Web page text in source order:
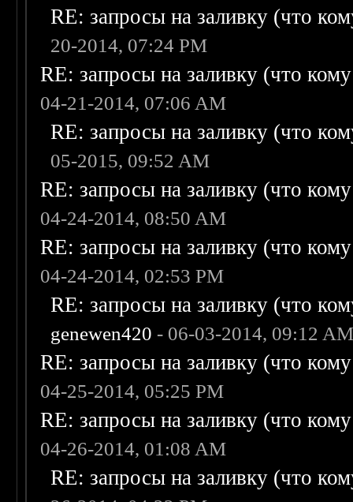
RE: запросы на заливку (что
20-2014, 07:24 PM
RE: запросы на заливку (что
04-21-2014, 07:06 AM
RE: запросы на заливку (что
05-2015, 09:52 AM
RE: запросы на заливку (что
04-24-2014, 08:50 AM
RE: запросы на заливку (что
04-24-2014, 02:53 PM
RE: запросы на заливку (что
genewen420 - 06-03-2014, 09:12
RE: запросы на заливку (что
04-25-2014, 05:25 PM
RE: запросы на заливку (что
04-26-2014, 01:08 AM
RE: запросы на заливку (что